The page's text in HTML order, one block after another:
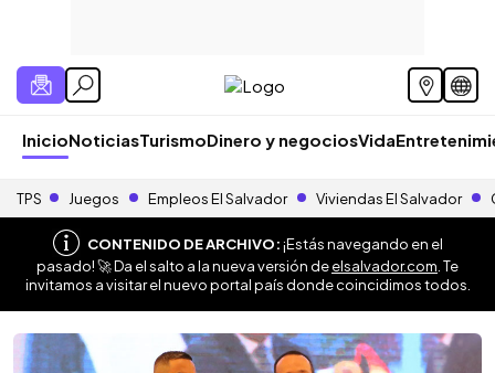
InicioNoticiasTurismoDinero y negociosVida
TPS Juegos Empleos El Salvador Viviendas El Salvador
CONTENIDO DE ARCHIVO:¡Estás navegando en el
pasado! 🚀 Da el salto a la nueva versión deelsalvador.com . Te
invitamos a visitar el nuevo portal país donde coincidimos todos.